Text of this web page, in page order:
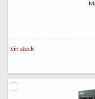
Sin stock